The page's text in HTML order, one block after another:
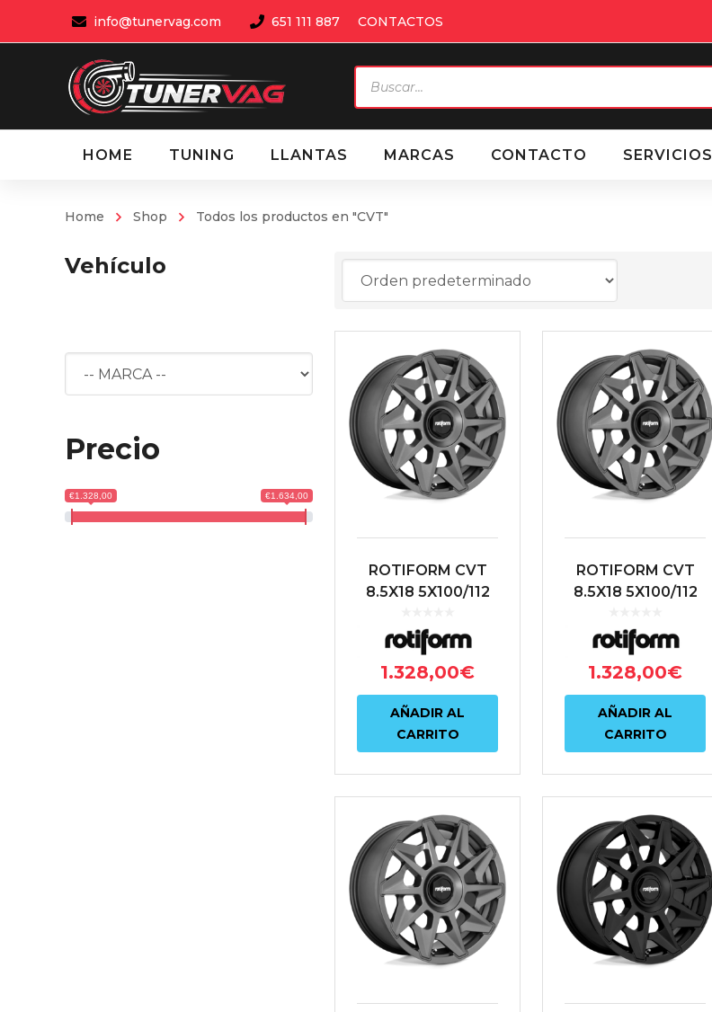
info@tunervag.com 651 111 887 CONTACTOS
de
productos
HOME TUNING LLANTAS MARCAS CONTACTO SERVICIOS
Home Shop Todos los productos en "CVT"
Vehículo
Precio
€1.328,00 €1.634,00
ROTIFORM CVT
8.5X18 5X100/112
ANTRACITA
1.328,00€
AÑADIR AL
CARRITO
ROTIFORM CVT
8.5X18 5X100/112
ANTRACITA
1.328,00€
AÑADIR AL
CARRITO